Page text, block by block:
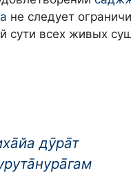
не следует
всех живых
дӯра̄т